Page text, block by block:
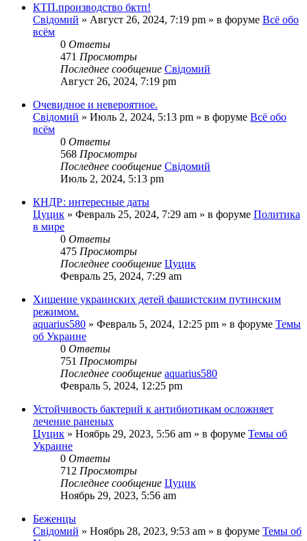
КТП.производство бктп!
Свідомий » Август 26, 2024, 7:19 pm » в форуме Всё обо
всём
0 Ответы
471 Просмотры
Последнее сообщение Свідомий
Август 26, 2024, 7:19 pm
Очевидное и невероятное.
Свідомий » Июль 2, 2024, 5:13 pm » в форуме Всё обо
всём
0 Ответы
568 Просмотры
Последнее сообщение Свідомий
Июль 2, 2024, 5:13 pm
КНДР: интересные даты
Цуцик » Февраль 25, 2024, 7:29 am » в форуме Политика
в мире
0 Ответы
475 Просмотры
Последнее сообщение Цуцик
Февраль 25, 2024, 7:29 am
Хищение украинских детей фашистским путинским
режимом.
aquarius580 » Февраль 5, 2024, 12:25 pm » в форуме Темы
об Украине
0 Ответы
751 Просмотры
Последнее сообщение aquarius580
Февраль 5, 2024, 12:25 pm
Устойчивость бактерий к антибиотикам осложняет
лечение раненых
Цуцик » Ноябрь 29, 2023, 5:56 am » в форуме Темы об
Украине
0 Ответы
712 Просмотры
Последнее сообщение Цуцик
Ноябрь 29, 2023, 5:56 am
Беженцы
Свідомий » Ноябрь 28, 2023, 9:53 am » в форуме Темы об